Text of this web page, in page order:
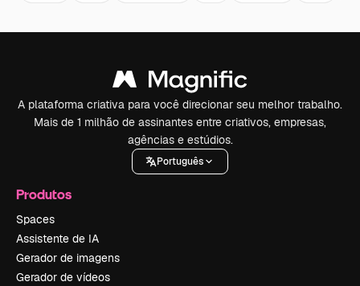
A plataforma criativa para você direcionar seu melhor trabalho.
Mais de 1 milhão de assinantes entre criativos, empresas,
agências e estúdios.
Português
Produtos
Spaces
Assistente de IA
Gerador de imagens
Gerador de vídeos